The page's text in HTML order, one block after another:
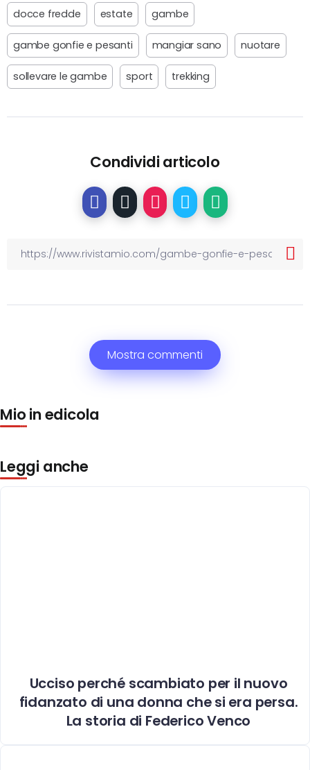
docce fredde estate gambe
gambe gonfie e pesanti mangiar sano nuotare
sollevare le gambe sport trekking
Condividi articolo
Mostra commenti
Mio in edicola
Leggi anche
Ucciso perché scambiato per il nuovo
fidanzato di una donna che si era persa.
La storia di Federico Venco